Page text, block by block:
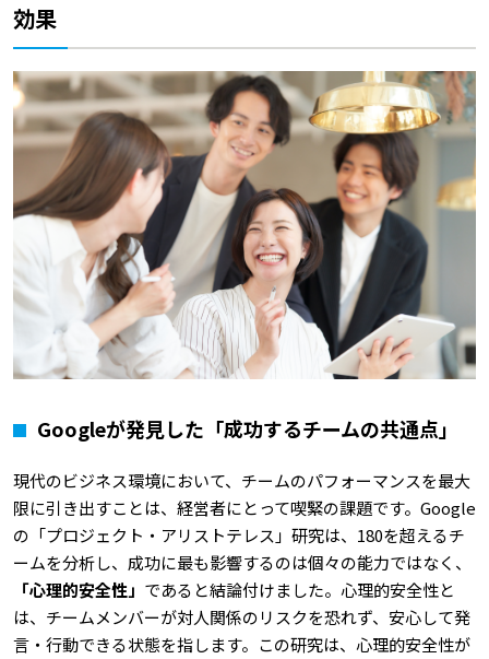
効果
Googleが発見した「成功するチームの共通点」
現代のビジネス環境において、チームのパフォーマンスを最大
限に引き出すことは、経営者にとって喫緊の課題です。Google
の「プロジェクト・アリストテレス」研究は、180を超えるチ
ームを分析し、成功に最も影響するのは個々の能力ではなく、
「心理的安全性」 であると結論付けました。心理的安全性と
は、チームメンバーが対人関係のリスクを恐れず、安心して発
言・行動できる状態を指します。この研究は、心理的安全性が